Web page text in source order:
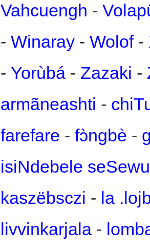
Vahcuengh -
- Winaray - Wolof-
- Yorùbá - Zazaki -
armãneashti -
farefare - fɔ̀ngbè -
isiNdebele
kaszëbsczi - la
livvinkarjala -